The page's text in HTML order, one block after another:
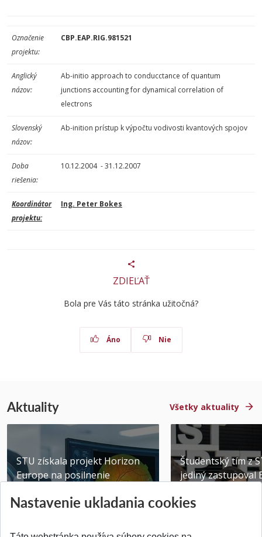
Označenie
projektu:
CBP.EAP.RIG.981521
Anglický
názov:
Ab-initio approach to conducctance of quantum
junctions accounting for dynamical correlation of
electrons
Slovenský
názov:
Ab-inition prístup k výpočtu vodivosti kvantových spojov
Doba
riešenia:
10.12.2004 - 31.12.2007
Koordinátor
projektu:
Ing. Peter Bokes
ZDIEĽAŤ
Bola pre Vás táto stránka užitočná?
Áno Nie
Aktuality Všetky aktuality
STU získala projekt Horizon
Europe na posilnenie
Publikované 31.07.2026
Študentský tím z
jediný zastupoval
Publikované
Nastavenie ukladania cookies